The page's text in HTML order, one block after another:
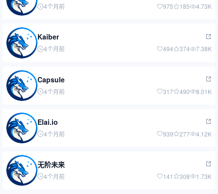
4个月前 975 185 4.73K
Kaiber
4个月前 494 374 7.38K
Capsule
4个月前 317 490 8.01K
Elai.io
4个月前 939 277 4.12K
无阶未来
4个月前 141 308 1.73K